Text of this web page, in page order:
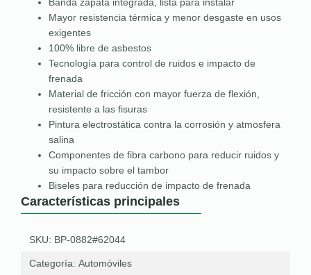
Mayor resistencia térmica y menor desgaste en usos
exigentes
100% libre de asbestos
Tecnología para control de ruidos e impacto de
frenada
Material de fricción con mayor fuerza de flexión,
resistente a las fisuras
Pintura electrostática contra la corrosión y atmosfera
salina
Componentes de fibra carbono para reducir ruidos y
su impacto sobre el tambor
Biseles para reducción de impacto de frenada
Características principales
SKU: BP-0882#62044
Categoría: Automóviles